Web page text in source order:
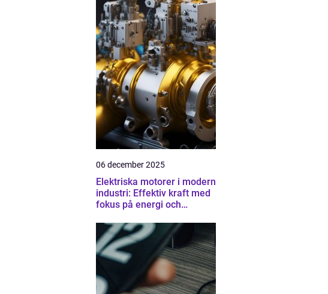
06 december 2025
Elektriska motorer i modern
industri: Effektiv kraft med
fokus på energi och